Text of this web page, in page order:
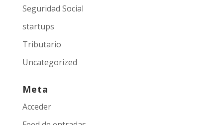
Seguridad Social
startups
Tributario
Uncategorized
Meta
Acceder